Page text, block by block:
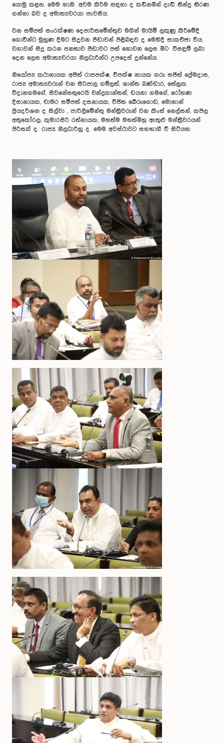
යොමු කළහ. මෙම හානි අවම කිරීම සඳහා ද කඩිනමින් දැඩි තීන්දු තීරණ
ගන්නා බව ද අමාත්‍යවරයා පැවසීය.
වන සම්පත් සංරක්ෂණ දෙපාර්තමේන්තුව මගින් මායිම් ලකුණු කිරීමේදී
ගොවීන්ට මුහුණ දීමට සිදුවන පීඩාවන් පිළිබඳව ද මෙහිදී සාකච්ඡා විය.
වගාවන් සිදු කරන ජනතාව පීඩාවට පත් නොවන ලෙස මීට විසඳුම් ලබා
දෙන ලෙස අමාත්‍යවරයා නිලධාරීන්ට උපදෙස් දුන්නේය.
නියෝජ්‍ය කථානායක අජිත් රාජපක්ෂ, විපක්ෂ නායක ගරු සජිත් ප්‍රේමදාස,
රාජ්‍ය අමාත්‍යවරුන් වන සිරිපාල ගම්ලත්, ශාන්ත බණ්ඩාර, තේනුක
විදානගමගේ, සිවනේසතුරෙයි චන්ද්‍රකාන්තන්, ඩයනා ගමගේ, රෝහණ
දිසානායක, චාමර සම්පත් දසනායක, විජිත බේරුගොඩ, මොහාන්
ප්‍රියදර්ශන ද සිල්වා , පාර්ලිමේන්තු මන්ත්‍රීවරුන් වන කිංස් නෙල්සන්, කපිල
අතුකෝරල, කුමාරසිරි රත්නායක, මහත්ම මහත්මීහූ ඇතුළු මන්ත්‍රීවරයන්
පිරිසක් ද රාජ්‍ය නිලධාරීහු ද මෙම අවස්ථාව‍ට සහභාගී වී සිටියහ.